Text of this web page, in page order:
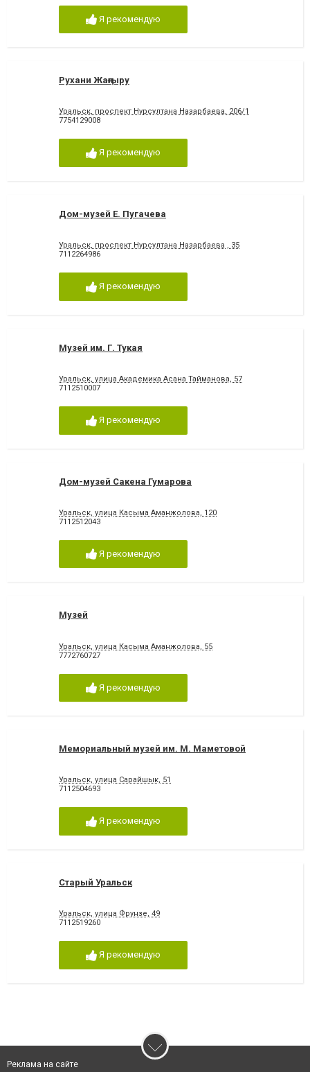
Я рекомендую
Рухани Жаңғыру
Уральск, проспект Нурсултана Назарбаева, 206/1
7754129008
Я рекомендую
Дом-музей Е. Пугачева
Уральск, проспект Нурсултана Назарбаева , 35
7112264986
Я рекомендую
Музей им. Г. Тукая
Уральск, улица Академика Асана Тайманова, 57
7112510007
Я рекомендую
Дом-музей Сакена Гумарова
Уральск, улица Касыма Аманжолова, 120
7112512043
Я рекомендую
Музей
Уральск, улица Касыма Аманжолова, 55
7772760727
Я рекомендую
Мемориальный музей им. М. Маметовой
Уральск, улица Сарайшык, 51
7112504693
Я рекомендую
Старый Уральск
Уральск, улица Фрунзе, 49
7112519260
Я рекомендую
Реклама на сайте